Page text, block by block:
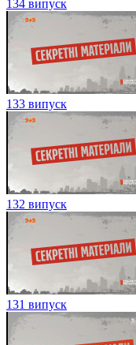
134 випуск
133 випуск
132 випуск
131 випуск